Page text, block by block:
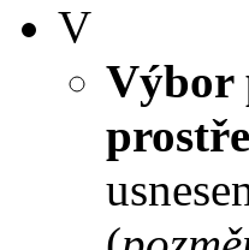
V
Výbor